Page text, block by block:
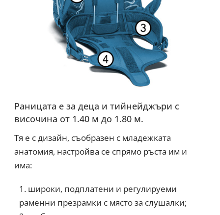
Раницата е за деца и тийнейджъри с
височина от 1.40 м до 1.80 м.
Тя е с дизайн, съобразен с младежката
анатомия, настройва се спрямо ръста им и
има:
широки, подплатени и регулируеми
раменни презрамки с място за слушалки;